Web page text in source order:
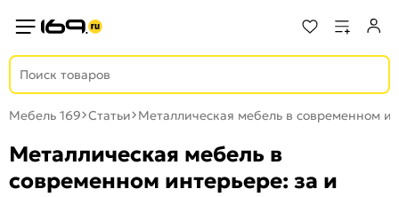
Мебель 169 Статьи Металлическая мебель в современном
Металлическая мебель в
современном интерьере: за и